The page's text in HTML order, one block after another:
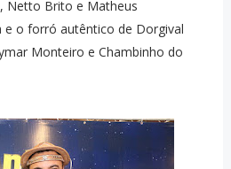
Netto Brito e Matheus
e o forró autêntico de Dorgival
Monteiro e Chambinho do